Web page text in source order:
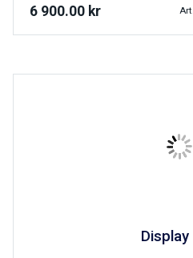
6 900.00 kr
Display